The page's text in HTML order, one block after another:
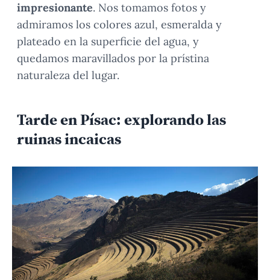
impresionante. Nos tomamos fotos y
admiramos los colores azul, esmeralda y
plateado en la superficie del agua, y
quedamos maravillados por la prístina
naturaleza del lugar.
Tarde en Písac: explorando las
ruinas incaicas